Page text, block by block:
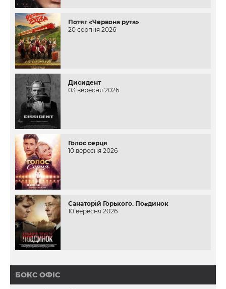
Потяг «Червона рута»
20 серпня 2026
Дисидент
03 вересня 2026
Голос серця
10 вересня 2026
Санаторій Горького. Поєдинок
10 вересня 2026
БОКС ОФІС